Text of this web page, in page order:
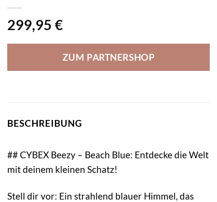
299,95 €
ZUM PARTNERSHOP
BESCHREIBUNG
## CYBEX Beezy – Beach Blue: Entdecke die Welt
mit deinem kleinen Schatz!
Stell dir vor: Ein strahlend blauer Himmel, das